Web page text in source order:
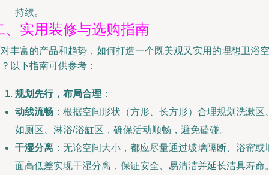
持续。
、实用装修与选购指南
丰富的产品和趋势，如何打造一个既美观又实用的理想卫浴空
以下指南可供参考：
规划先行，布局合理 ：
动线流畅 ：根据空间形状（方形、长方形）合理规划洗漱区
如厕区、淋浴/浴缸区，确保活动顺畅，避免磕碰。
干湿分离 ：无论空间大小，都应尽量通过玻璃隔断、浴帘或
面高低差实现干湿分离，保证安全、易清洁并延长洁具寿命